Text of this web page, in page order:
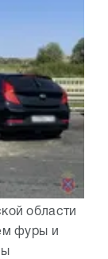
области
фуры и